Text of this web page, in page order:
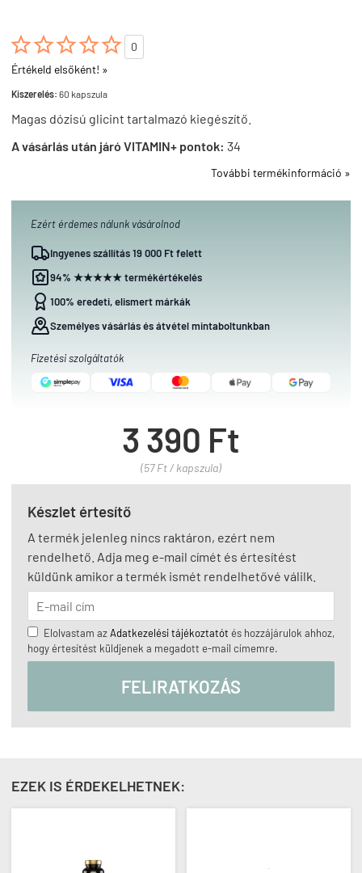

0
Értékeld elsőként! »
Kiszerelés: 60 kapszula
Magas dózisú glicint tartalmazó kiegészítő.
A vásárlás után járó VITAMIN+ pontok: 34
További termékinformáció »
Ezért érdemes nálunk vásárolnod
Ingyenes szállítás 19 000 Ft felett
94% ★★★★★ termékértékelés
100% eredeti, elismert márkák
Személyes vásárlás és átvétel mintaboltunkban
Fizetési szolgáltatók
3 390 Ft
(57 Ft / kapszula)
Készlet értesítő
A termék jelenleg nincs raktáron, ezért nem
rendelhető. Adja meg e-mail címét és értesítést
küldünk amikor a termék ismét rendelhetővé válilk.
Elolvastam azAdatkezelési tájékoztatót és hozzájárulok ahhoz,
hogy értesítést küldjenek a megadott e-mail címemre.
FELIRATKOZÁS
EZEK IS ÉRDEKELHETNEK: